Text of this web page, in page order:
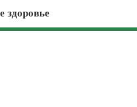
здоровье